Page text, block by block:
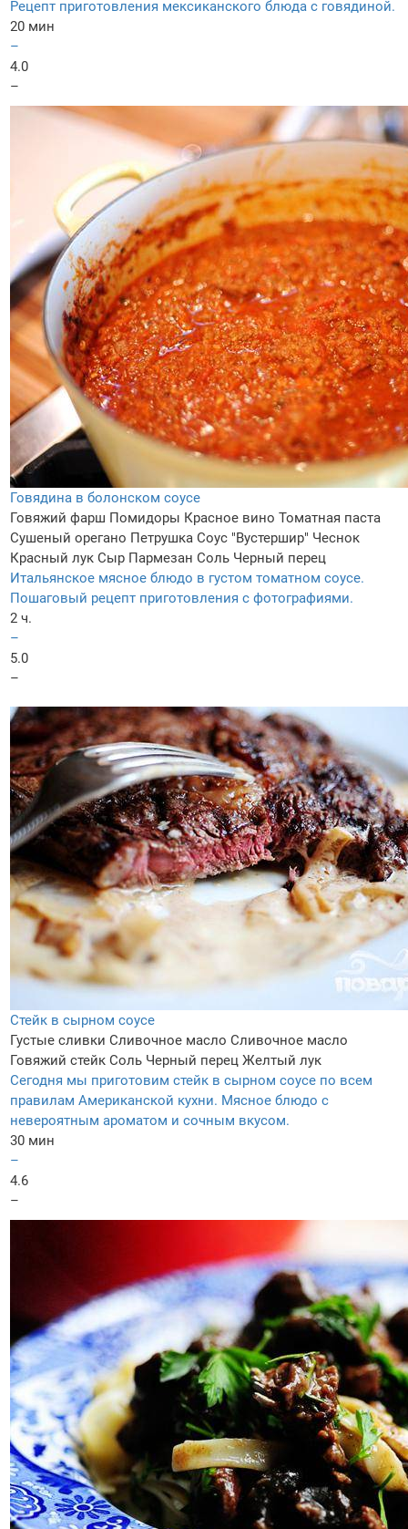
Рецепт приготовления мексиканского блюда с говядиной.
20 мин
–
4.0
–
Говядина в болонском соусе
Говяжий фарш Помидоры Красное вино Томатная паста
Сушеный орегано Петрушка Соус "Вустершир" Чеснок
Красный лук Сыр Пармезан Соль Черный перец
Итальянское мясное блюдо в густом томатном соусе.
Пошаговый рецепт приготовления с фотографиями.
2 ч.
–
5.0
–
Стейк в сырном соусе
Густые сливки Сливочное масло Сливочное масло
Говяжий стейк Соль Черный перец Желтый лук
Сегодня мы приготовим стейк в сырном соусе по всем
правилам Американской кухни. Мясное блюдо с
невероятным ароматом и сочным вкусом.
30 мин
–
4.6
–